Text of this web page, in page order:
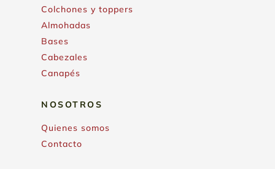
Colchones y toppers
Almohadas
Bases
Cabezales
Canapés
NOSOTROS
Quienes somos
Contacto